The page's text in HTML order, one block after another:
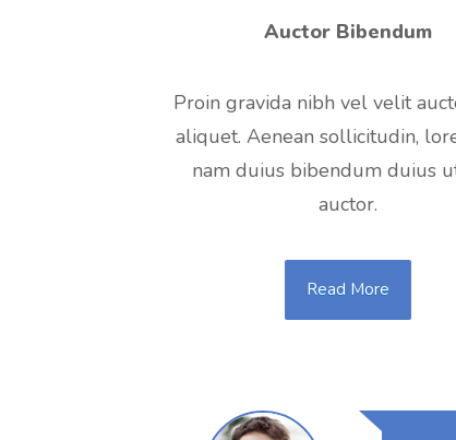
Auctor Bibendum
Proin gravida nibh vel velit
aliquet. Aenean sollicitudin,
nam duius bibendum duius
auctor.
Read More